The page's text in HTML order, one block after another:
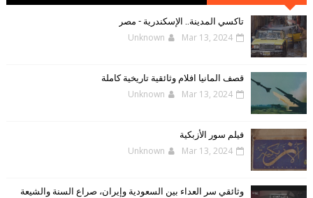
تاكسي المدينة.. الإسكندرية - مصر
Unknown Mar 13, 2024
قصف المانيا افلام وثائقية تاريخية كاملة
Unknown Mar 13, 2024
فيلم سور الأزبكية
Unknown Mar 13, 2024
وثائقي سر العداء بين السعودية وإيران، صراع السنة والشيعة